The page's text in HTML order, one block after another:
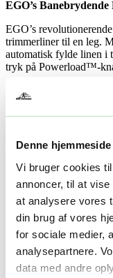
Denne
Vi bruger cookies
annoncer, til at
at analysere vores
din brug af vores
for sociale medier,
analysepartnere.
data med andre
EGO’s
EGO’s
trimmerliner til en leg.
automatisk fylde linen i
tryk på Powerload™-
Specifikationer for
Klippebredde:
særligt krævende
Praktiske og
Powerload™-
trimmerhovedet.
Justerbart
optimal balance
Teleskopskaft:
dig og sikrer